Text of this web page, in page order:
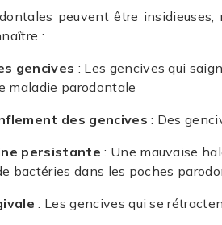
peuvent être
:
gencives : Les gencives qui
maladie parodontale
des gencives : Des
persistante : Une mauvaise
bactéries dans les poches
: Les gencives qui se